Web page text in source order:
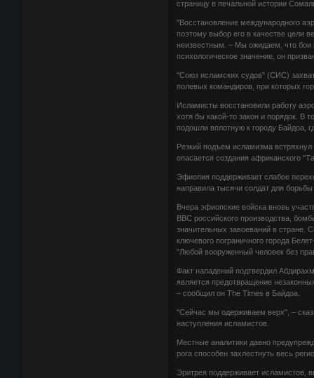
страницу в печальной истории
"Восстановление международного
поэтому выбор его в качестве цели
неизвестным. – Мы ожидаем, что бои
психологическое значение, он
"Союз исламских судов" (СИС)
полевых командиров, при которых
Исламисты восстановили работу
хотя бы какой-то закон и порядок. В
подошли вплотную к городу Байдоа,
Резкий подъем исламизма
опасается создания африканского
Эфиопия поддерживает слабое
направила тысячи солдат для
Вчера эфиопские войска вновь
ВВС российского производства,
значительных завоеваний в стране.
ключевого пограничного города
"Любой вооруженный человек без
Факт нападений подтвердил
является предотвращение
– сообщил он The Times в Байдоа.
"Сейчас мы одерживаем верх", –
наступления исламистов.
Местные аналитики давно
рога способен захлестнуть весь
Эритрея поддерживает исламистов,